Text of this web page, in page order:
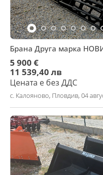
Брана Друга марка
5 900 €
11 539,40 лв
Цената е без ДДС
с. Калояново, Пловдив, 04